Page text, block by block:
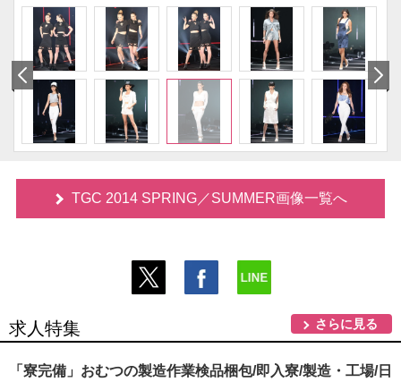
TGC 2014 SPRING／SUMMER画像一覧へ
求人特集 さらに見る
「寮完備」おむつの製造作業検品梱包/即入寮/製造・工場/日